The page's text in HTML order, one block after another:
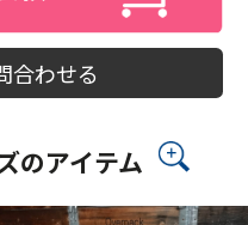
合わせる
のアイテム